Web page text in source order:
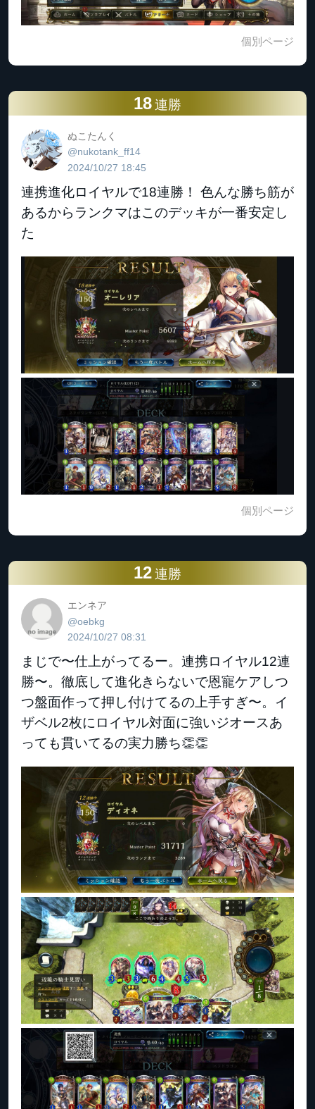
個別ページ
18 連勝
ぬこたんく
@nukotank_ff14
2024/10/27 18:45
連携進化ロイヤルで18連勝！ 色んな勝ち筋が
あるからランクマはこのデッキが一番安定し
た
個別ページ
12 連勝
エンネア
@oebkg
2024/10/27 08:31
まじで〜仕上がってるー。連携ロイヤル12連
勝〜。徹底して進化きらないで恩寵ケアしつ
つ盤面作って押し付けてるの上手すぎ〜。イ
ザベル2枚にロイヤル対面に強いジオースあ
っても貫いてるの実力勝ち👏👏